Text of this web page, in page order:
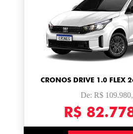
CRONOS DRIVE 1.0 FLEX
De: R$
R$